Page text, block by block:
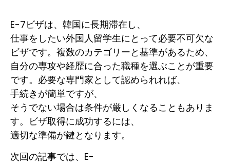
E-7ビザは、韓国に長期滞在し、
仕事をしたい外国人留学生にとって必要不可欠な
ビザです。複数のカテゴリーと基準があるため、
自分の専攻や経歴に合った職種を選ぶことが重要
です。必要な専門家として認められれば、
手続きが簡単ですが、
そうでない場合は条件が厳しくなることもありま
す。ビザ取得に成功するには、
適切な準備が鍵となります。
次回の記事では、E-